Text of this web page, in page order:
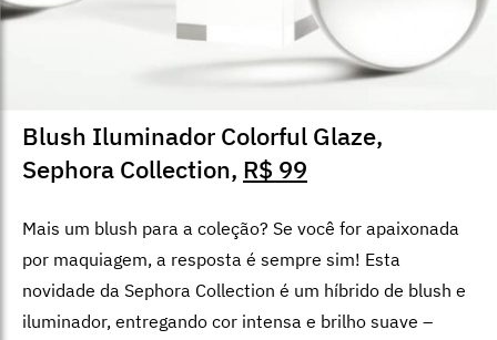
Blush Iluminador Colorful Glaze,
Sephora Collection, R$ 99
Mais um blush para a coleção? Se você for apaixonada
por maquiagem, a resposta é sempre sim! Esta
novidade da Sephora Collection é um híbrido de blush e
iluminador, entregando cor intensa e brilho suave –